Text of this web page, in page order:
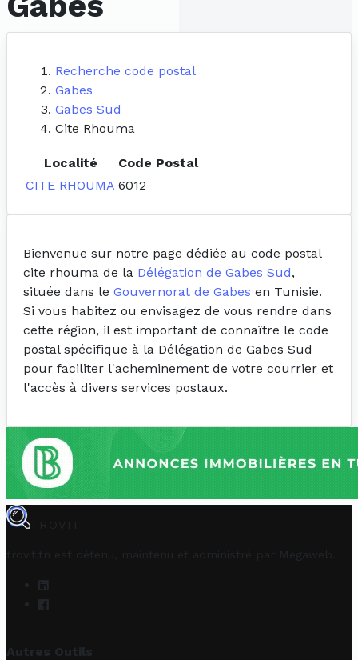
Recherche code postal
Gabes
Gabes Sud
Cite Rhouma
Localité
Code Postal
CITE RHOUMA 6012
Bienvenue sur notre page dédiée au code postal
cite rhouma de la Délégation de Gabes Sud,
située dans le Gouvernorat de Gabes en Tunisie.
Si vous habitez ou envisagez de vous rendre dans
cette région, il est important de connaître le code
postal spécifique à la Délégation de Gabes Sud
pour faciliter l'acheminement de votre courrier et
l'accès à divers services postaux.
TROVIT
trovit.tn est détenu, maintenu et administré par Megaweb
Autres Outils